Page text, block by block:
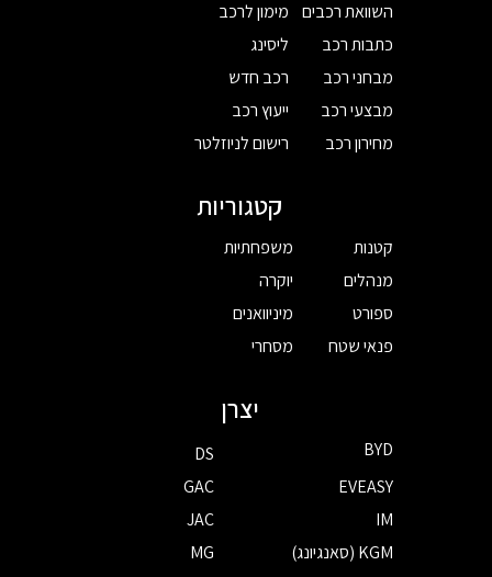
השוואת רכבים
כתבות רכב
מבחני רכב
מבצעי רכב
מחירון רכב
מימון לרכב
ליסינג
רכב חדש
ייעוץ רכב
רישום לניוזלטר
קטגוריות
קטנות
מנהלים
ספורט
פנאי שטח
משפחתיות
יוקרה
מיניוואנים
מסחרי
יצרן
BYD
DS
EVEASY
GAC
IM
JAC
KGM (סאנגיונג)
MG